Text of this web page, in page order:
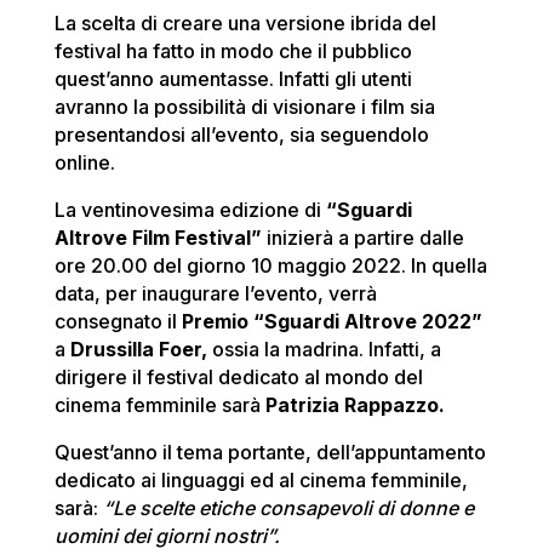
La scelta di creare una versione ibrida del
festival ha fatto in modo che il pubblico
quest’anno aumentasse. Infatti gli utenti
avranno la possibilità di visionare i film sia
presentandosi all’evento, sia seguendolo
online.
La ventinovesima edizione di “Sguardi
Altrove Film Festival” inizierà a partire dalle
ore 20.00 del giorno 10 maggio 2022. In quella
data, per inaugurare l’evento, verrà
consegnato il Premio “Sguardi Altrove 2022”
a Drussilla Foer, ossia la madrina. Infatti, a
dirigere il festival dedicato al mondo del
cinema femminile sarà Patrizia Rappazzo.
Quest’anno il tema portante, dell’appuntamento
dedicato ai linguaggi ed al cinema femminile,
sarà: “Le scelte etiche consapevoli di donne e
uomini dei giorni nostri”.